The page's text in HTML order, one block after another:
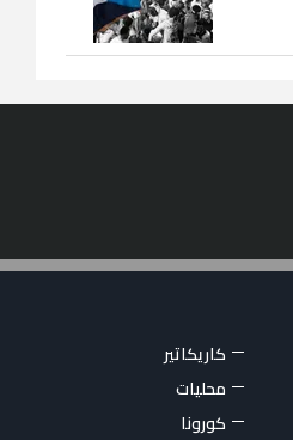
كاريكاتير
محليات
كورونا